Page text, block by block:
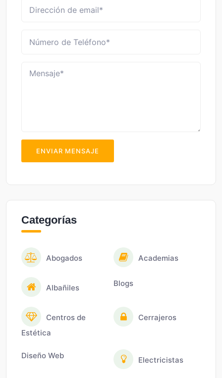
ENVIAR MENSAJE
Categorías
Abogados Academias
Albañiles Blogs
Centros de
Estética
Cerrajeros
Diseño Web Electricistas